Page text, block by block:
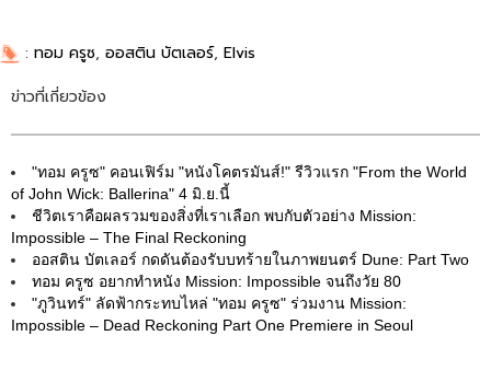
: ทอม ครูซ, ออสติน บัตเลอร์, Elvis
ข่าวที่เกี่ยวข้อง
"ทอม ครูซ" คอนเฟิร์ม "หนังโคตรมันส์!" รีวิวแรก "From the World
of John Wick: Ballerina" 4 มิ.ย.นี้
ชีวิตเราคือผลรวมของสิ่งที่เราเลือก พบกับตัวอย่าง Mission:
Impossible – The Final Reckoning
ออสติน บัตเลอร์ กดดันต้องรับบทร้ายในภาพยนตร์ Dune: Part Two
ทอม ครูซ อยากทำหนัง Mission: Impossible จนถึงวัย 80
"ภูวินทร์" ลัดฟ้ากระทบไหล่ "ทอม ครูซ" ร่วมงาน Mission:
Impossible – Dead Reckoning Part One Premiere in Seoul